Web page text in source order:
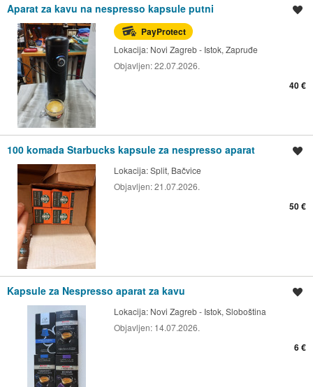
Aparat za kavu na nespresso kapsule putni
PayProtect
Lokacija: Novi Zagreb - Istok, Zapruđe
Objavljen:22.07.2026.
40 €
100 komada Starbucks kapsule za nespresso aparat
Lokacija:Split, Bačvice
Objavljen:21.07.2026.
50 €
Kapsule za Nespresso aparat za kavu
Lokacija: Novi Zagreb - Istok, Sloboština
Objavljen: 14.07.2026.
6 €